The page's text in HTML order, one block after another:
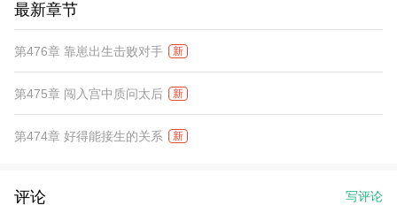
最新章节
第476章 靠崽出生击败对手 新
第475章 闯入宫中质问太后 新
第474章 好得能接生的关系 新
评论 写评论